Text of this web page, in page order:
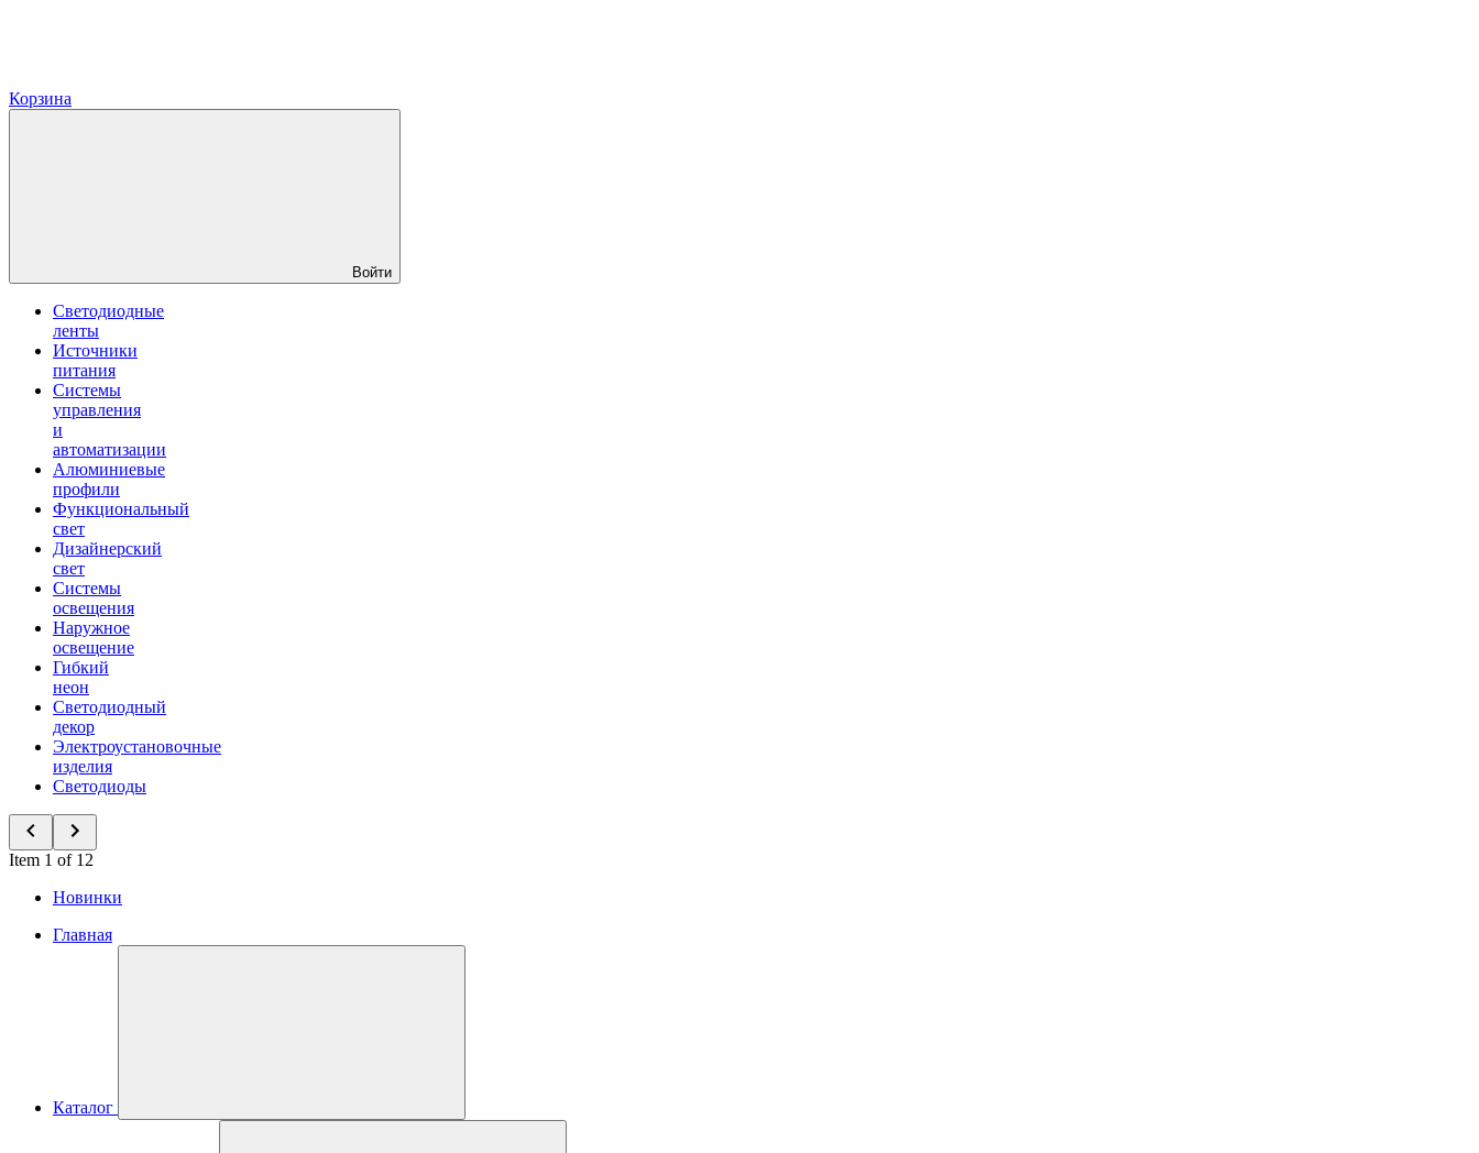
Корзина
Войти
Светодиодные
ленты
Источники
питания
Системы
управления
и
автоматизации
Алюминиевые
профили
Функциональный
свет
Дизайнерский
свет
Системы
освещения
Наружное
освещение
Гибкий
неон
Светодиодный
декор
Электроустановочные
изделия
Светодиоды
Item 1 of 12
Новинки
Главная
Каталог